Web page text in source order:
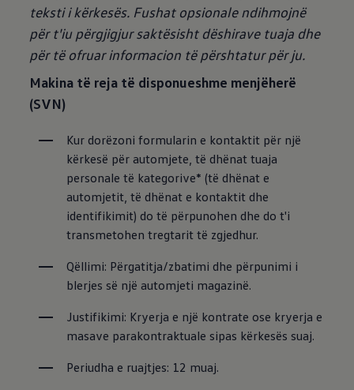
teksti i kërkesës. Fushat opsionale ndihmojnë
për t'iu përgjigjur saktësisht dëshirave tuaja dhe
për të ofruar informacion të përshtatur për ju.
Makina të reja të disponueshme menjëherë
(SVN)
Kur dorëzoni formularin e kontaktit për një
kërkesë për automjete, të dhënat tuaja
personale të kategorive* (të dhënat e
automjetit, të dhënat e kontaktit dhe
identifikimit) do të përpunohen dhe do t'i
transmetohen tregtarit të zgjedhur.
Qëllimi: Përgatitja/zbatimi dhe përpunimi i
blerjes së një automjeti magazinë.
Justifikimi: Kryerja e një kontrate ose kryerja e
masave parakontraktuale sipas kërkesës suaj.
Periudha e ruajtjes: 12 muaj.